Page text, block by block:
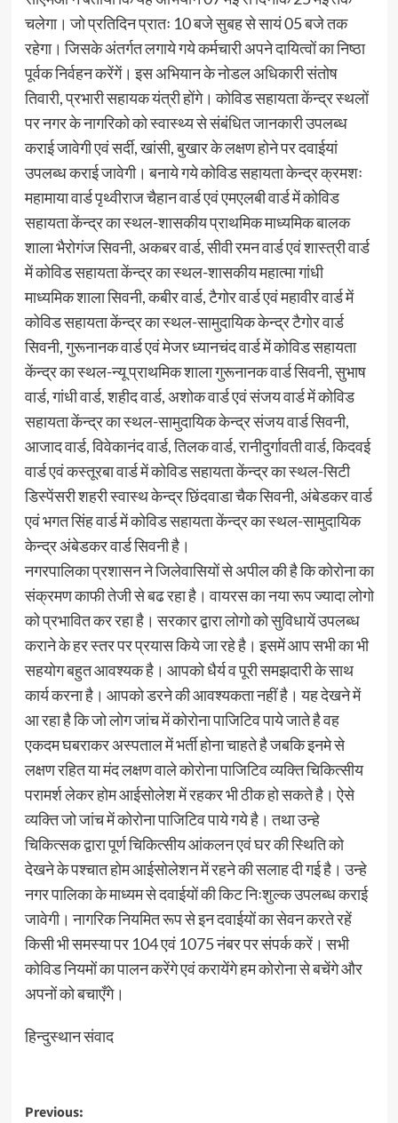
चलेगा। जो प्रतिदिन प्रातः 10 बजे सुबह से सायं 05 बजे तक
रहेगा। जिसके अंतर्गत लगाये गये कर्मचारी अपने दायित्वों का निष्ठा
पूर्वक निर्वहन करेंगें। इस अभियान के नोडल अधिकारी संतोष
तिवारी, प्रभारी सहायक यंत्री होंगे। कोविड सहायता केंन्द्र स्थलों
पर नगर के नागरिको को स्वास्थ्य से संबंधित जानकारी उपलब्ध
कराई जावेगी एवं सर्दी, खांसी, बुखार के लक्षण होने पर दवाईयां
उपलब्ध कराई जावेगी। बनाये गये कोविड सहायता केन्द्र क्रमशः
महामाया वार्ड पृथ्वीराज चैहान वार्ड एवं एमएलबी वार्ड में कोविड
सहायता केंन्द्र का स्थल-शासकीय प्राथमिक माध्यमिक बालक
शाला भैरोगंज सिवनी, अकबर वार्ड, सीवी रमन वार्ड एवं शास्त्री वार्ड
में कोविड सहायता केंन्द्र का स्थल-शासकीय महात्मा गांधी
माध्यमिक शाला सिवनी, कबीर वार्ड, टैगोर वार्ड एवं महावीर वार्ड में
कोविड सहायता केंन्द्र का स्थल-सामुदायिक केन्द्र टैगोर वार्ड
सिवनी, गुरूनानक वार्ड एवं मेजर ध्यानचंद वार्ड में कोविड सहायता
केंन्द्र का स्थल-न्यू प्राथमिक शाला गुरूनानक वार्ड सिवनी, सुभाष
वार्ड, गांधी वार्ड, शहीद वार्ड, अशोक वार्ड एवं संजय वार्ड में कोविड
सहायता केंन्द्र का स्थल-सामुदायिक केन्द्र संजय वार्ड सिवनी,
आजाद वार्ड, विवेकानंद वार्ड, तिलक वार्ड, रानीदुर्गावती वार्ड, किदवई
वार्ड एवं कस्तूरबा वार्ड में कोविड सहायता केंन्द्र का स्थल-सिटी
डिस्पेंसरी शहरी स्वास्थ केन्द्र छिंदवाडा चैक सिवनी, अंबेडकर वार्ड
एवं भगत सिंह वार्ड में कोविड सहायता केंन्द्र का स्थल-सामुदायिक
केन्द्र अंबेडकर वार्ड सिवनी है।
नगरपालिका प्रशासन ने जिलेवासियों से अपील की है कि कोरोना का
संक्रमण काफी तेजी से बढ रहा है। वायरस का नया रूप ज्यादा लोगो
को प्रभावित कर रहा है। सरकार द्वारा लोगो को सुविधायें उपलब्ध
कराने के हर स्तर पर प्रयास किये जा रहे है। इसमें आप सभी का भी
सहयोग बहुत आवश्यक है। आपको धैर्य व पूरी समझदारी के साथ
कार्य करना है। आपको डरने की आवश्यकता नहीं है। यह देखने में
आ रहा है कि जो लोग जांच में कोरोना पाजिटिव पाये जाते है वह
एकदम घबराकर अस्पताल में भर्ती होना चाहते है जबकि इनमे से
लक्षण रहित या मंद लक्षण वाले कोरोना पाजिटिव व्यक्ति चिकित्सीय
परामर्श लेकर होम आईसोलेश में रहकर भी ठीक हो सकते है। ऐसे
व्यक्ति जो जांच में कोरोना पाजिटिव पाये गये है। तथा उन्हे
चिकित्सक द्वारा पूर्ण चिकित्सीय आंकलन एवं घर की स्थिति को
देखने के पश्चात होम आईसोलेशन में रहने की सलाह दी गई है। उन्हे
नगर पालिका के माध्यम से दवाईयों की किट निःशुल्क उपलब्ध कराई
जावेगी। नागरिक नियमित रूप से इन दवाईयों का सेवन करते रहें
किसी भी समस्या पर 104 एवं 1075 नंबर पर संपर्क करें। सभी
कोविड नियमों का पालन करेंगे एवं करायेंगे हम कोरोना से बचेंगे और
अपनों को बचाएँगे।
हिन्दुस्थान संवाद
Previous: